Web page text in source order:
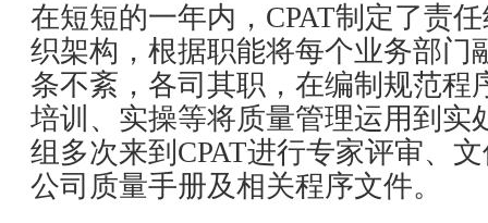
在短短的一年内，CPAT制定了责
织架构，根据职能将每个业务部门
条不紊，各司其职，在编制规范程
培训、实操等将质量管理运用到实
组多次来到CPAT进行专家评审、
公司质量手册及相关程序文件。